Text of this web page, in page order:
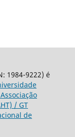
1984-9222) é
Associação
/ GT
de